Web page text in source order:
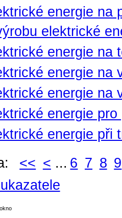
energie na
elektrické
energie
energie na
energie na
energie
energie při
<< < ... 6 7 8 9